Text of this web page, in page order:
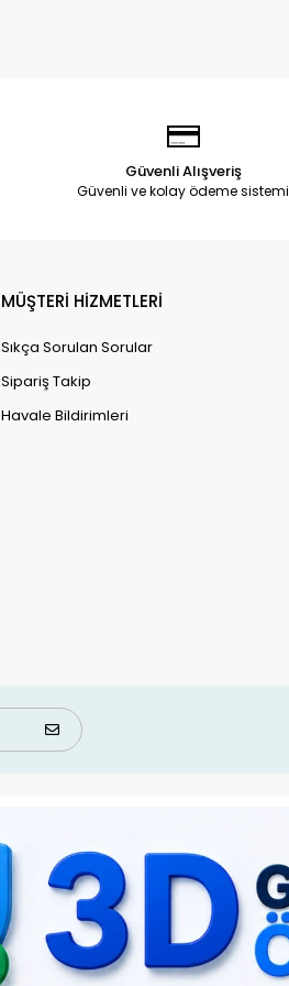
Güvenli Alışveriş
Güvenli ve kolay ödeme sistemi
MÜŞTERİ HİZMETLERİ
Sıkça Sorulan Sorular
Sipariş Takip
Havale Bildirimleri